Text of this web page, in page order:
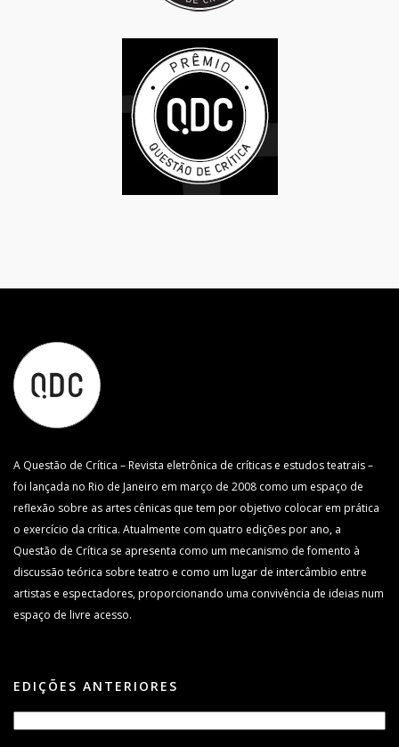
A Questão de Crítica – Revista eletrônica de críticas e estudos teatrais –
foi lançada no Rio de Janeiro em março de 2008 como um espaço de
reflexão sobre as artes cênicas que tem por objetivo colocar em prática
o exercício da crítica. Atualmente com quatro edições por ano, a
Questão de Crítica se apresenta como um mecanismo de fomento à
discussão teórica sobre teatro e como um lugar de intercâmbio entre
artistas e espectadores, proporcionando uma convivência de ideias num
espaço de livre acesso.
EDIÇÕES ANTERIORES